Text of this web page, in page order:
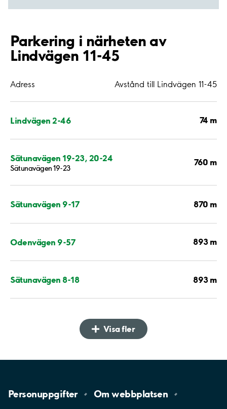
Parkering i närheten av
Lindvägen 11-45
Adress Avstånd till Lindvägen 11-45
Lindvägen 2-46 74 m
Sätunavägen 19-23, 20-24
Sätunavägen 19-23
760 m
Sätunavägen 9-17 870 m
Odenvägen 9-57 893 m
Sätunavägen 8-18 893 m
Visa fler
Personuppgifter Omwebbplatsen